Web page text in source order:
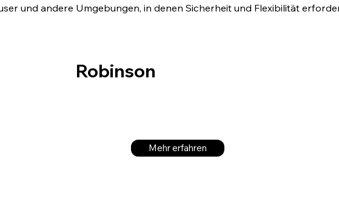
und andere Umgebungen, in denen Sicherheit und Flexibilität
Robinson
Mehr erfahren